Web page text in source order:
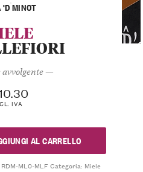
'D MINOT
—
IVA
AL CARRELLO
RDM-ML0-MLF Categoria: Miele